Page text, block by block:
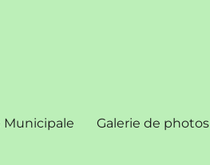
Galerie de photos